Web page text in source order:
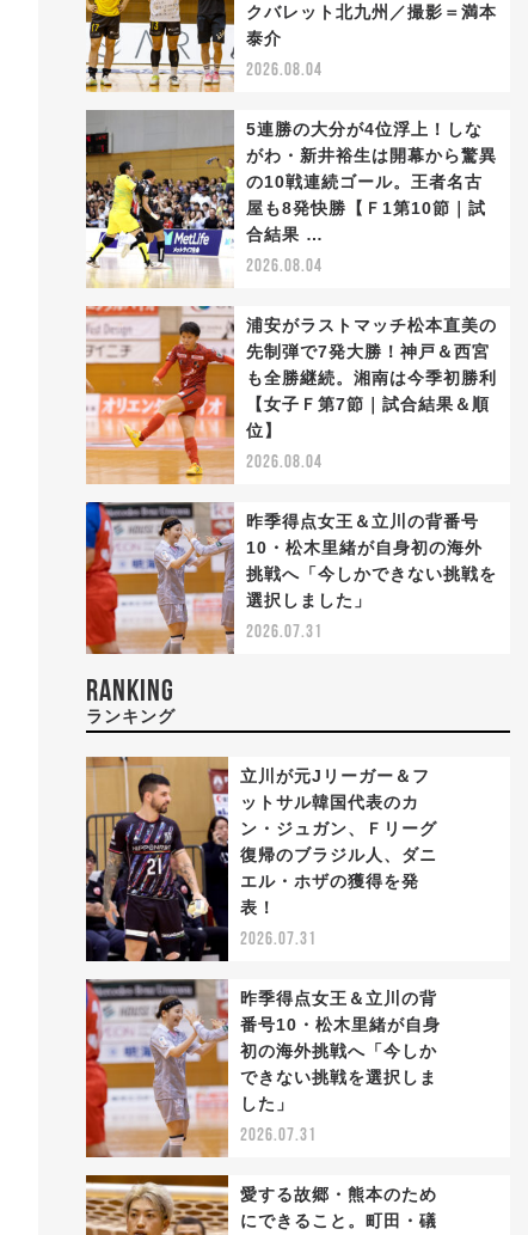
クバレット北九州／撮影＝満本
泰介
2026.08.04
5連勝の大分が4位浮上！しな
がわ・新井裕生は開幕から驚異
の10戦連続ゴール。王者名古
屋も8発快勝【Ｆ1第10節｜試
合結果 …
2026.08.04
浦安がラストマッチ松本直美の
先制弾で7発大勝！神戸＆西宮
も全勝継続。湘南は今季初勝利
【女子Ｆ第7節｜試合結果＆順
位】
2026.08.04
昨季得点女王＆立川の背番号
10・松木里緒が自身初の海外
挑戦へ「今しかできない挑戦を
選択しました」
2026.07.31
RANKING
ランキング
立川が元Jリーガー＆フ
ットサル韓国代表のカ
ン・ジュガン、Ｆリーグ
復帰のブラジル人、ダニ
エル・ホザの獲得を発
表！
2026.07.31
昨季得点女王＆立川の背
番号10・松木里緒が自身
初の海外挑戦へ「今しか
できない挑戦を選択しま
した」
2026.07.31
愛する故郷・熊本のため
にできること。町田・礒